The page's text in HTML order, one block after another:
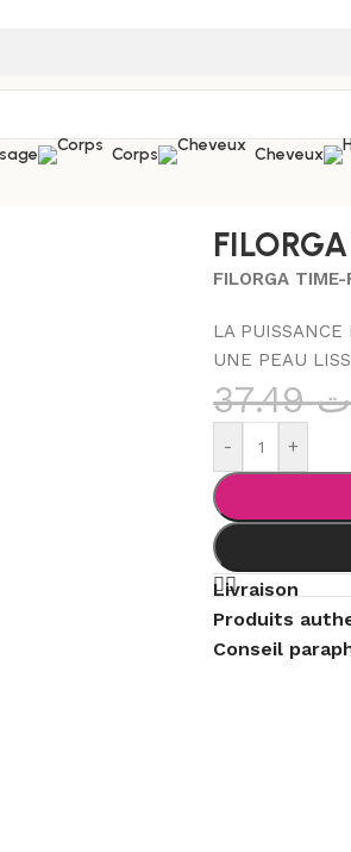
Corps Cheveux
FILORGA
LA PUISSANCE
UNE PEAU
37.49
- +
Livraison
Produits
Conseil